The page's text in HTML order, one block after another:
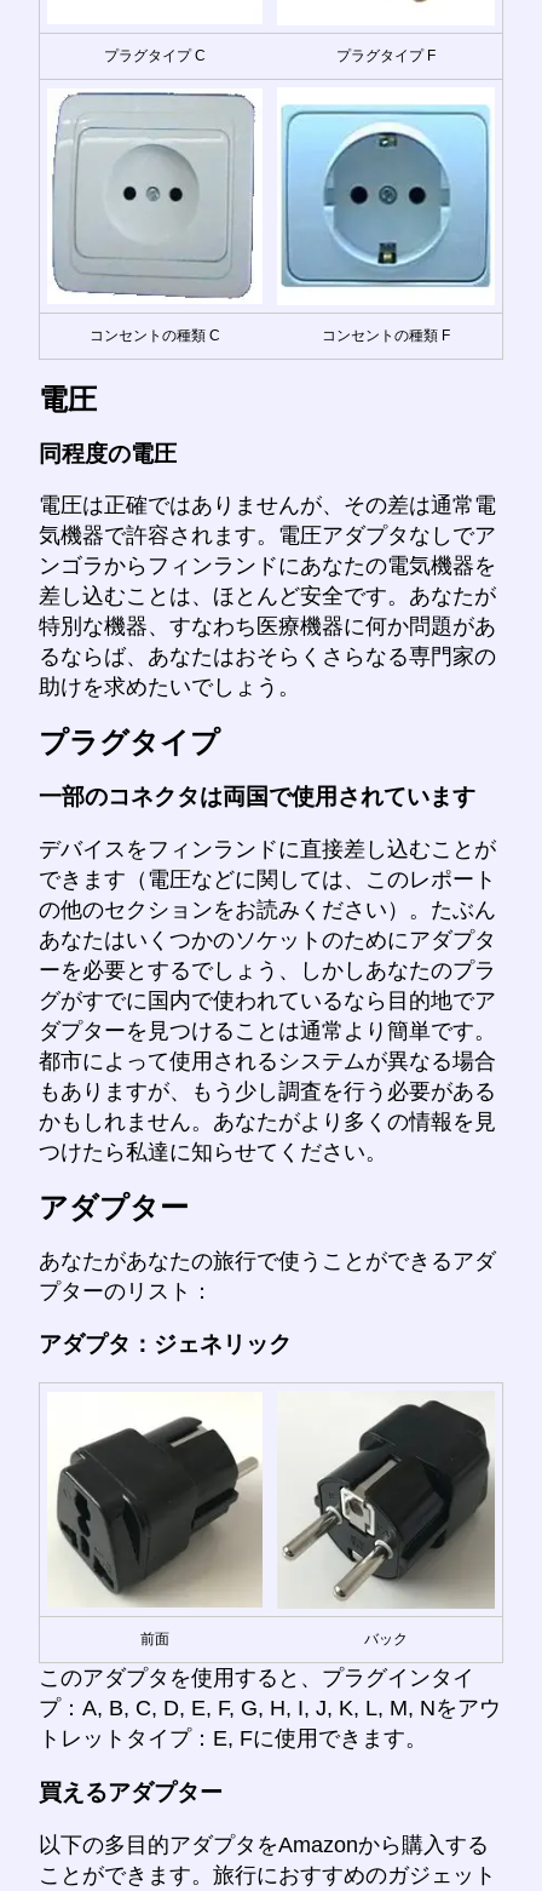
プラグタイプ C プラグタイプ F
コンセントの種類 C コンセントの種類 F
電圧
同程度の電圧
電圧は正確ではありませんが、その差は通常電
気機器で許容されます。電圧アダプタなしでア
ンゴラからフィンランドにあなたの電気機器を
差し込むことは、ほとんど安全です。あなたが
特別な機器、すなわち医療機器に何か問題があ
るならば、あなたはおそらくさらなる専門家の
助けを求めたいでしょう。
プラグタイプ
一部のコネクタは両国で使用されています
デバイスをフィンランドに直接差し込むことが
できます（電圧などに関しては、このレポート
の他のセクションをお読みください）。たぶん
あなたはいくつかのソケットのためにアダプタ
ーを必要とするでしょう、しかしあなたのプラ
グがすでに国内で使われているなら目的地でア
ダプターを見つけることは通常より簡単です。
都市によって使用されるシステムが異なる場合
もありますが、もう少し調査を行う必要がある
かもしれません。あなたがより多くの情報を見
つけたら私達に知らせてください。
アダプター
あなたがあなたの旅行で使うことができるアダ
プターのリスト：
アダプタ：ジェネリック
前面 バック
このアダプタを使用すると、プラグインタイ
プ：A, B, C, D, E, F, G, H, I, J, K, L, M, Nをアウ
トレットタイプ：E, Fに使用できます。
買えるアダプター
以下の多目的アダプタをAmazonから購入する
ことができます。旅行におすすめのガジェット